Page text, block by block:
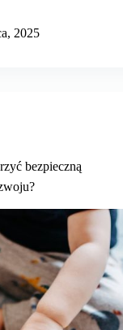
2025
bezpieczną